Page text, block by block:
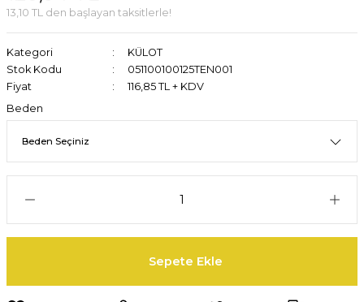
13,10 TL den başlayan taksitlerle!
Kategori
KÜLOT
Stok Kodu
051100100125TEN001
Fiyat
116,85 TL + KDV
Beden
Sepete Ekle